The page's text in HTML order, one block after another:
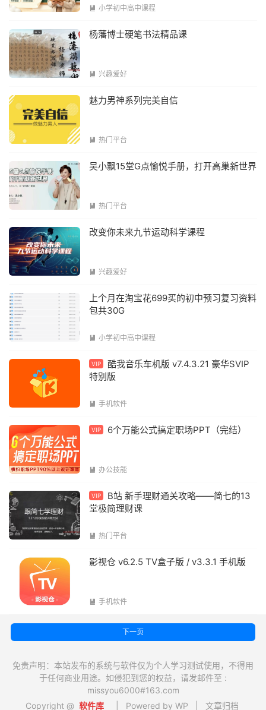
 小学初中高中课程
杨藩博士硬笔书法精品课
 兴趣爱好
魅力男神系列完美自信
 热门平台
吴小飘15堂G点愉悦手册，打开高巢新世界
 热门平台
改变你未来九节运动科学课程
 兴趣爱好
上个月在淘宝花699买的初中预习复习资料
包共30G
 小学初中高中课程
VIP
酷我音乐车机版 v7.4.3.21 豪华SVIP
特别版
 手机软件
VIP 6个万能公式搞定职场PPT（完结）
 办公技能
VIP
B站 新手理财通关攻略——简七的13
堂极简理财课
 热门平台
影视仓 v6.2.5 TV盒子版 / v3.3.1 手机版
 手机软件
下一页
免责声明：本站发布的系统与软件仅为个人学习测试使用，不得用
于任何商业用途。如侵犯到您的权益，请发邮件至 :
missyou6000#163.com
Copyright @ 软件库 | Powered by WP | 文章归档